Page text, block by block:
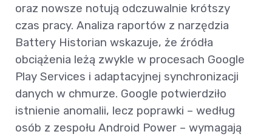
oraz nowsze notują odczuwalnie krótszy
czas pracy. Analiza raportów z narzędzia
Battery Historian wskazuje, że źródła
obciążenia leżą zwykle w procesach Google
Play Services i adaptacyjnej synchronizacji
danych w chmurze. Google potwierdziło
istnienie anomalii, lecz poprawki – według
osób z zespołu Android Power – wymagają